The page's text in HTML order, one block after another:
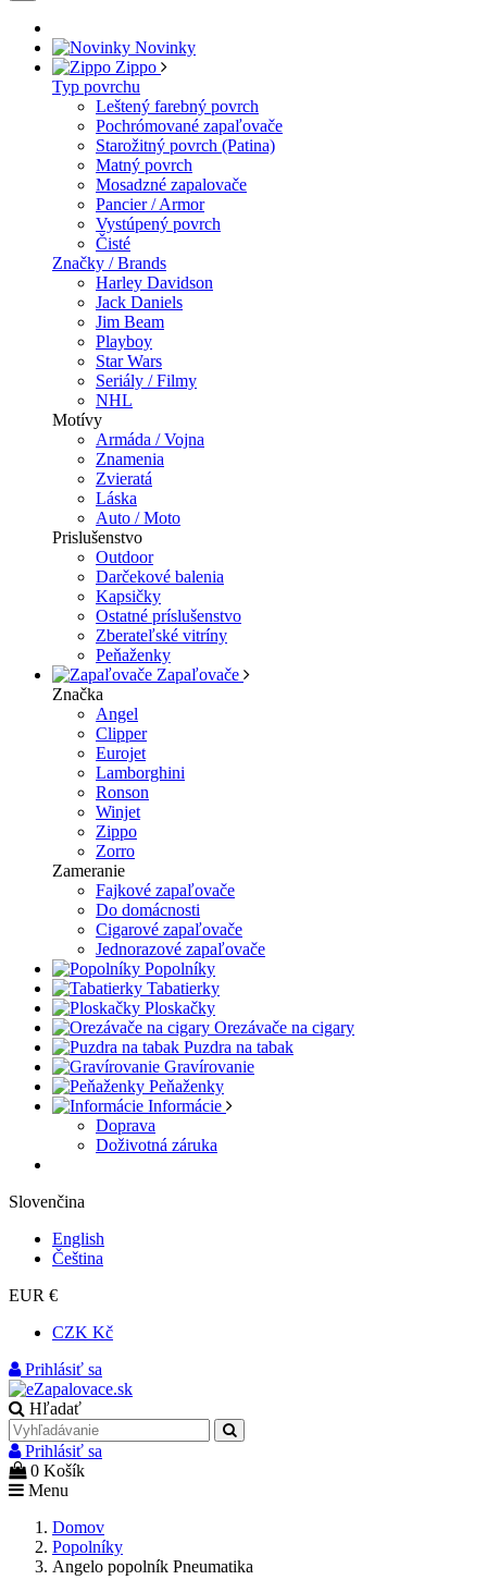
Novinky
Zippo
Typ povrchu
Leštený farebný povrch
Pochrómované zapaľovače
Starožitný povrch (Patina)
Matný povrch
Mosadzné zapalovače
Pancier / Armor
Vystúpený povrch
Čisté
Značky / Brands
Harley Davidson
Jack Daniels
Jim Beam
Playboy
Star Wars
Seriály / Filmy
NHL
Motívy
Armáda / Vojna
Znamenia
Zvieratá
Láska
Auto / Moto
Prislušenstvo
Outdoor
Darčekové balenia
Kapsičky
Ostatné príslušenstvo
Zberateľské vitríny
Peňaženky
Zapaľovače
Značka
Angel
Clipper
Eurojet
Lamborghini
Ronson
Winjet
Zippo
Zorro
Zameranie
Fajkové zapaľovače
Do domácnosti
Cigarové zapaľovače
Jednorazové zapaľovače
Popolníky
Tabatierky
Ploskačky
Orezávače na cigary
Puzdra na tabak
Gravírovanie
Peňaženky
Informácie
Doprava
Doživotná záruka
Slovenčina
English
Čeština
EUR €
CZK Kč
Prihlásiť sa
Hľadať
Prihlásiť sa
0 Košík
Menu
Domov
Popolníky
Angelo popolník Pneumatika